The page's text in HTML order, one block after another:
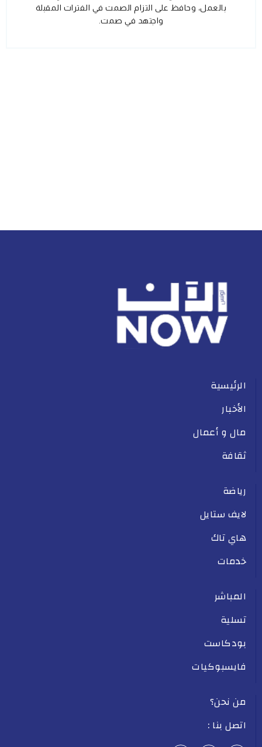
بالعمل، وحافظ على التزام الصمت في الفترات المقبلة
واجتهد في صمت.
الرئيسية
الأخبار
مال و أعمال
ثقافة
رياضة
لايف ستايل
هاي تاك
خدمات
المباشر
تسلية
بودكاست
فايسبوكيات
من نحن؟
اتصل بنا :